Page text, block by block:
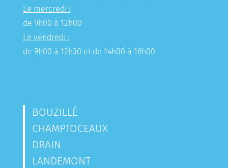
Le mercredi :
de 9h00 à 12h00
Le vendredi :
de 9h00 à 12h30 et de 14h00 à 16h00
BOUZILLÉ
CHAMPTOCEAUX
DRAIN
LANDEMONT